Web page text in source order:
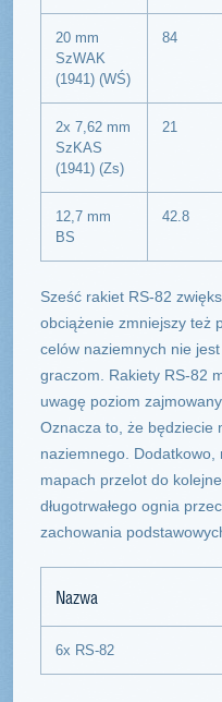
20 mm
SzWAK
(1941) (WŚ)
84
2x 7,62 mm
SzKAS
(1941) (Zs)
21
12,7 mm
BS
42.8
Sześć rakiet RS-82
obciążenie zmniejszy też
celów naziemnych nie
graczom. Rakiety RS-82
uwagę poziom
Oznacza to, że będziecie
naziemnego.
mapach przelot do
długotrwałego ognia
zachowania
Nazwa
6x RS-82